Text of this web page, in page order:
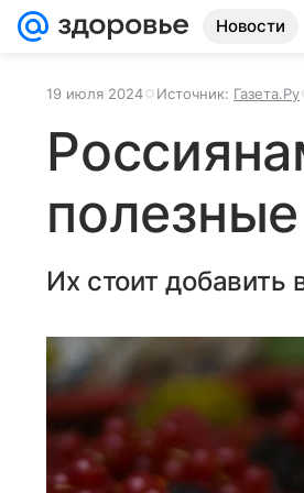
Новости
19 июля 2024 Источник: Газета.Ру
Их стоит добавить